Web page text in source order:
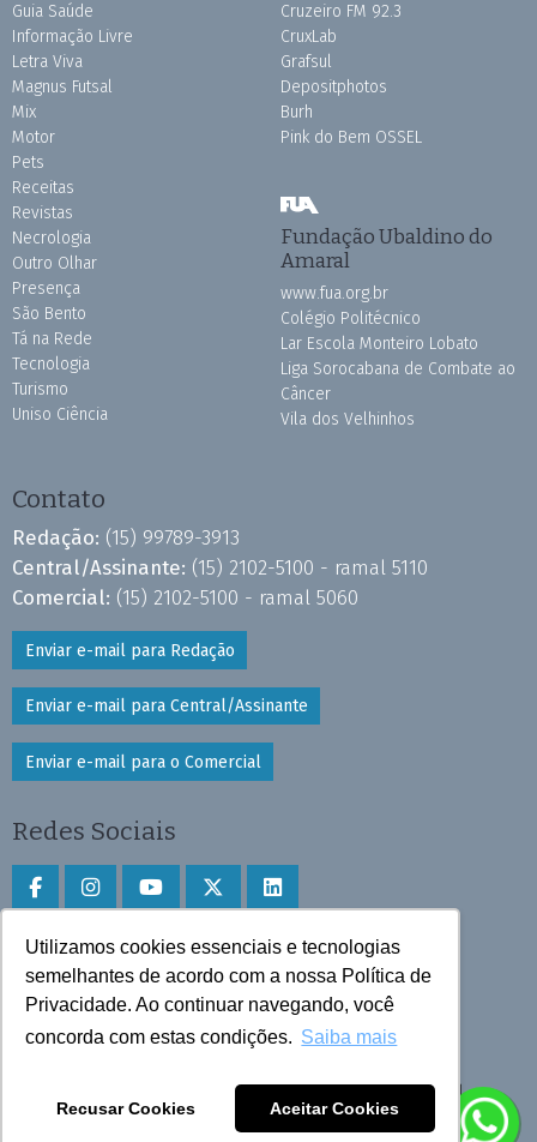
Utilizamos cookies essenciais e tecnologias
semelhantes de acordo com a nossa Política de
Privacidade. Ao continuar navegando, você
concorda com estas condições. Saiba mais
Recusar Cookies Aceitar Cookies
Guia Saúde
Informação Livre
Letra Viva
Magnus Futsal
Mix
Motor
Pets
Receitas
Revistas
Necrologia
Outro Olhar
Presença
São Bento
Tá na Rede
Tecnologia
Turismo
Uniso Ciência
Cruzeiro FM 92.3
CruxLab
Grafsul
Depositphotos
Burh
Pink do Bem OSSEL
Fundação Ubaldino do
Amaral
www.fua.org.br
Colégio Politécnico
Lar Escola Monteiro Lobato
Liga Sorocabana de Combate ao
Câncer
Vila dos Velhinhos
Contato
Redação: (15) 99789-3913
Central/Assinante: (15) 2102-5100 - ramal 5110
Comercial: (15) 2102-5100 - ramal 5060
Enviar e-mail para Redação
Enviar e-mail para Central/Assinante
Enviar e-mail para o Comercial
Redes Sociais
Faça download do aplicativo
Play Store e App Store
Todos os direitos reservados © 2025 Cruzeiro do Sul